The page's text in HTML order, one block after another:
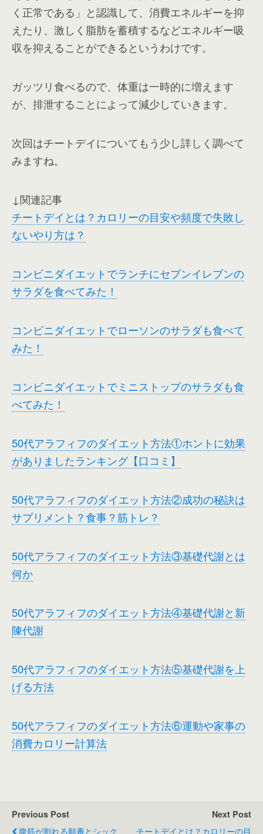
く正常である」と認識して、消費エネルギーを抑
えたり、激しく脂肪を蓄積するなどエネルギー吸
収を抑えることができるというわけです。
ガッツリ食べるので、体重は一時的に増えます
が、排泄することによって減少していきます。
次回はチートデイについてもう少し詳しく調べて
みますね。
↓関連記事
チートデイとは？カロリーの目安や頻度で失敗し
ないやり方は？
コンビニダイエットでランチにセブンイレブンの
サラダを食べてみた！
コンビニダイエットでローソンのサラダも食べて
みた！
コンビニダイエットでミニストップのサラダも食
べてみた！
50代アラフィフのダイエット方法①ホントに効果
がありましたランキング【口コミ】
50代アラフィフのダイエット方法②成功の秘訣は
サプリメント？食事？筋トレ？
50代アラフィフのダイエット方法③基礎代謝とは
何か
50代アラフィフのダイエット方法④基礎代謝と新
陳代謝
50代アラフィフのダイエット方法⑤基礎代謝を上
げる方法
50代アラフィフのダイエット方法⑥運動や家事の
消費カロリー計算法
Previous Post
腹筋が割れる順番とシック
Next Post
チートデイとは？カロリーの目